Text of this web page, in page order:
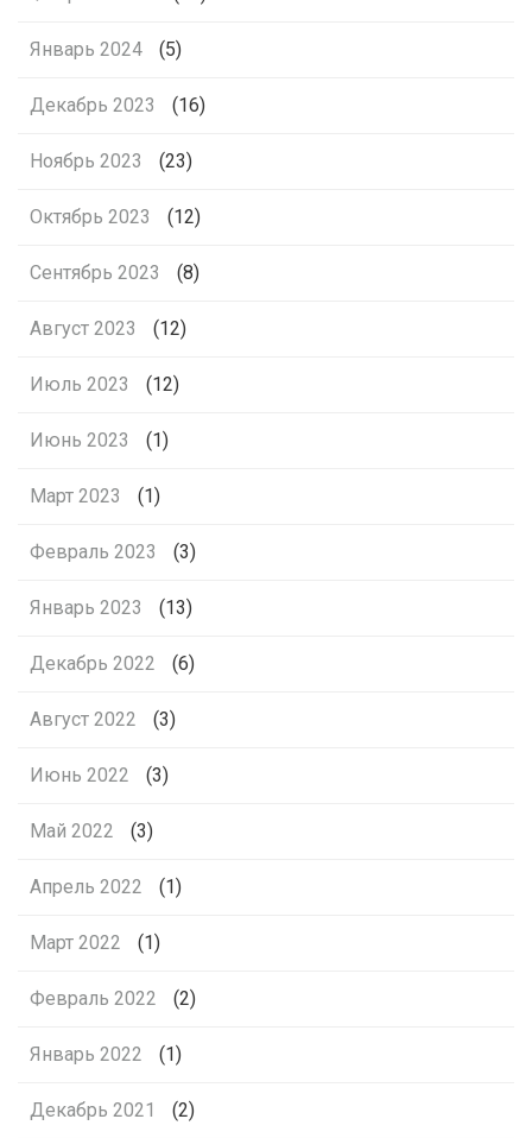
Январь 2024 (5)
Декабрь 2023 (16)
Ноябрь 2023 (23)
Октябрь 2023 (12)
Сентябрь 2023 (8)
Август 2023 (12)
Июль 2023 (12)
Июнь 2023 (1)
Март 2023 (1)
Февраль 2023 (3)
Январь 2023 (13)
Декабрь 2022 (6)
Август 2022 (3)
Июнь 2022 (3)
Май 2022 (3)
Апрель 2022 (1)
Март 2022 (1)
Февраль 2022 (2)
Январь 2022 (1)
Декабрь 2021 (2)